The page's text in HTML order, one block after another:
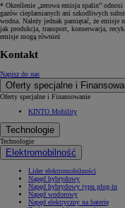
* Określenie „zerowa emisja spalin”
gazów cieplarnianych ani szkodliwych
wodna. Należy jednak pamiętać, że emisje
jak produkcja, transport, konserwacja,
emisje mogą również
Kontakt
Napisz do nas
Oferty specjalne i
Oferty specjalne i Finansowanie
KINTO Mobility
Technologie
Technologie
Elektromobilność
Lider elektromobilności
Napęd hybrydowy
Napęd hybrydowy typu plug-in
Napęd wodorowy
Napęd elektryczny na baterię